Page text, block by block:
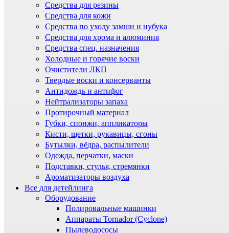
Средства для резины
Средства для кожи
Средства по уходу замши и нубука
Средства для хрома и алюминия
Средства спец. назначения
Холодные и горячие воски
Очистители ЛКП
Твердые воски и консерванты
Антидождь и антифог
Нейтрализаторы запаха
Протирочный материал
Губки, спонжи, аппликаторы
Кисти, щетки, рукавицы, сгоны
Бутылки, вёдра, распылители
Одежда, перчатки, маски
Подставки, стулья, стремянки
Ароматизаторы воздуха
Все для детейлинга
Оборудование
Полировальные машинки
Аппараты Tornador (Cyclone)
Пылеводососы